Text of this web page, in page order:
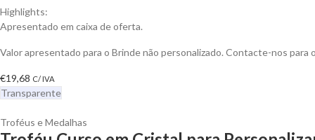
Highlights:
Apresentado em caixa de oferta.
Valor apresentado para o Brinde não personalizado. Contacte-nos
€19,68 C/ IVA
Transparente
Troféus e Medalhas